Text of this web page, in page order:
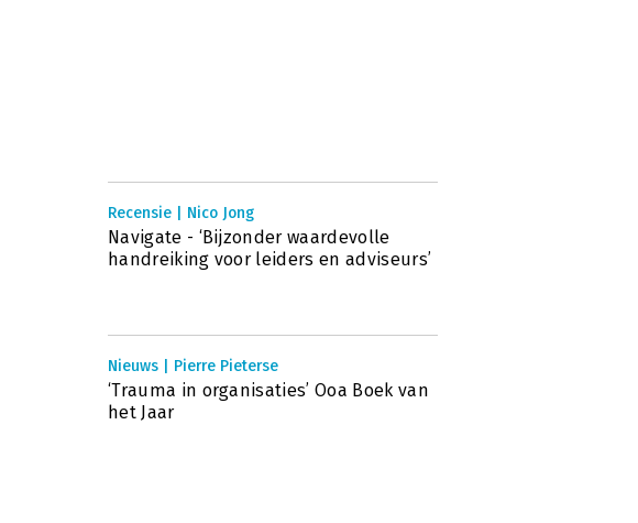
Recensie | Nico Jong
Navigate - ‘Bijzonder waardevolle
handreiking voor leiders en adviseurs’
Nieuws | Pierre Pieterse
‘Trauma in organisaties’ Ooa Boek van
het Jaar